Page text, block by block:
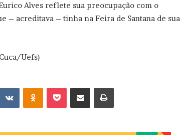
Alves reflete sua preocupação com o
– acreditava – tinha na Feira de Santana de sua
Uefs)
VK OK